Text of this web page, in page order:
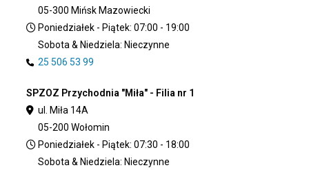
05-300 Mińsk Mazowiecki
Poniedziałek - Piątek: 07:00 - 19:00
Sobota & Niedziela: Nieczynne
25 506 53 99
SPZOZ Przychodnia "Miła" - Filia nr 1
ul. Miła 14A
05-200 Wołomin
Poniedziałek - Piątek: 07:30 - 18:00
Sobota & Niedziela: Nieczynne